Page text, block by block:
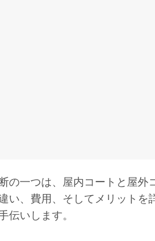
の一つは、屋内コートと屋外
い、費用、そしてメリットを
伝いします。